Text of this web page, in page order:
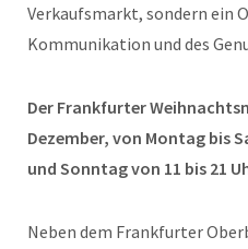
Verkaufsmarkt, sondern ein
Kommunikation und des
Der Frankfurter
Dezember, von Montag bis
und Sonntag von 11 bis 21
Neben dem Frankfurter